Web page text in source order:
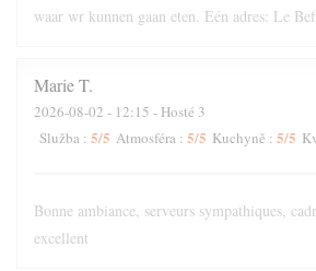
waar wr kunnen gaan eten. Eén adres: Le
MarieT
2026-08-02 - 12:15 - Hosté 3
Služba : 5/5 Atmosféra : 5/5 Kuchyně : 5/5
Bonne ambiance, serveurs sympathiques,
excellent